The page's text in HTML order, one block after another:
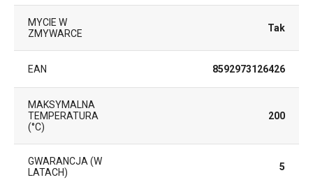
MYCIE W
ZMYWARCE
Tak
EAN 8592973126426
MAKSYMALNA
TEMPERATURA
(°C)
200
GWARANCJA (W
LATACH)
5